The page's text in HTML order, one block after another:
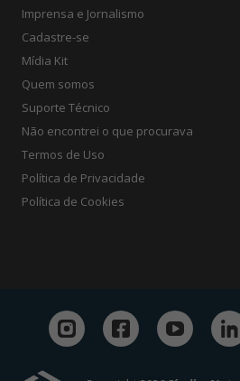
Imprensa e Jornalismo
Cadastre-se
Mídia Kit
Quem somos
Suporte Técnico
Não encontrei o que procurava
Termos de Uso
Política de Privacidade
Política de Cookies